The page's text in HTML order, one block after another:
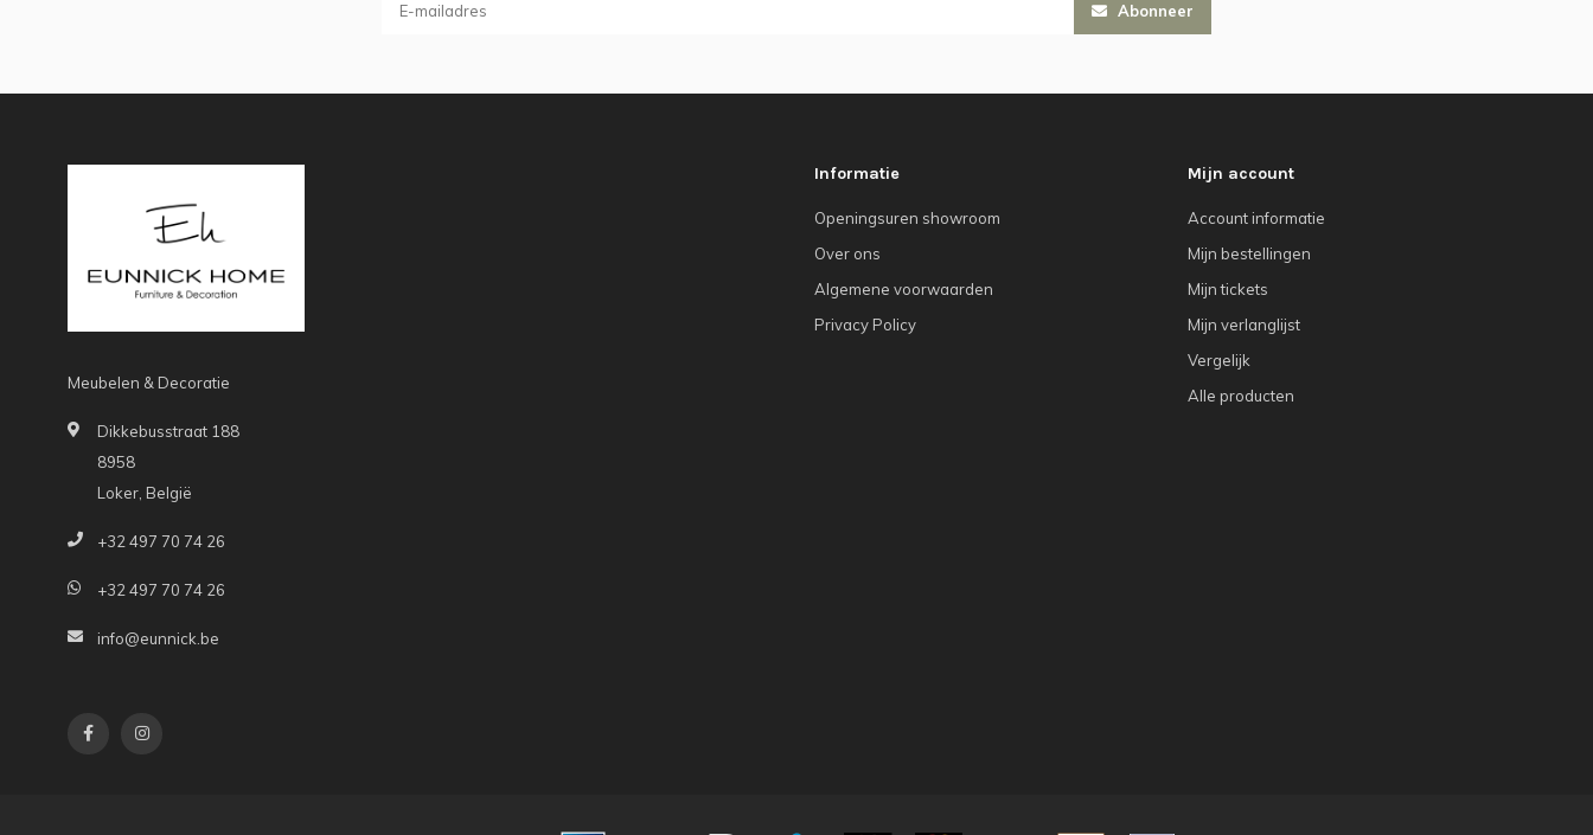
Abonneer
Meubelen & Decoratie
Dikkebusstraat 188
8958
Loker, België
+32 497 70 74 26
+32 497 70 74 26
info@eunnick.be
Informatie
Openingsuren showroom
Over ons
Algemene voorwaarden
Privacy Policy
Mijn account
Account informatie
Mijn bestellingen
Mijn tickets
Mijn verlanglijst
Vergelijk
Alle producten